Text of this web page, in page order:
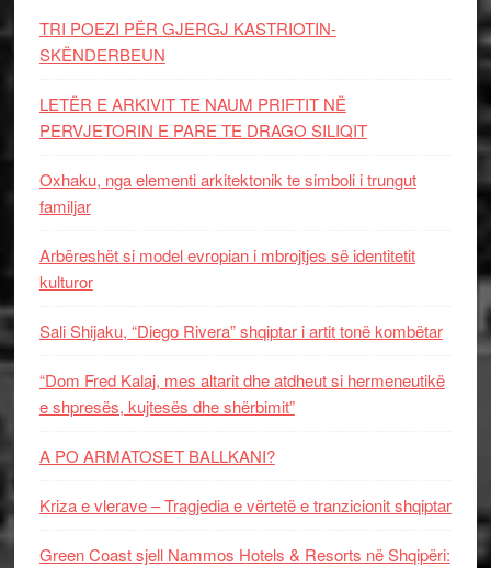
TRI POEZI PËR GJERGJ KASTRIOTIN-
SKËNDERBEUN
LETËR E ARKIVIT TE NAUM PRIFTIT NË
PERVJETORIN E PARE TE DRAGO SILIQIT
Oxhaku, nga elementi arkitektonik te simboli i trungut
familjar
Arbëreshët si model evropian i mbrojtjes së identitetit
kulturor
Sali Shijaku, “Diego Rivera” shqiptar i artit tonë kombëtar
“Dom Fred Kalaj, mes altarit dhe atdheut si hermeneutikë
e shpresës, kujtesës dhe shërbimit”
A PO ARMATOSET BALLKANI?
Kriza e vlerave – Tragjedia e vërtetë e tranzicionit shqiptar
Green Coast sjell Nammos Hotels & Resorts në Shqipëri: